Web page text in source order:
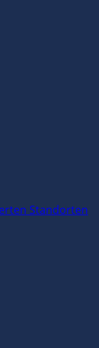
Standorten